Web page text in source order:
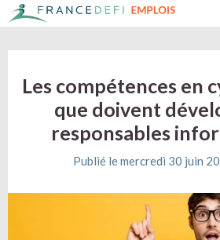
Les compétences en
que doivent
responsables
Publié le mercredi 30 juin